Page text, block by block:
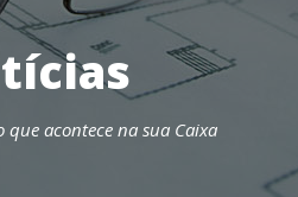
acontece na sua Caixa